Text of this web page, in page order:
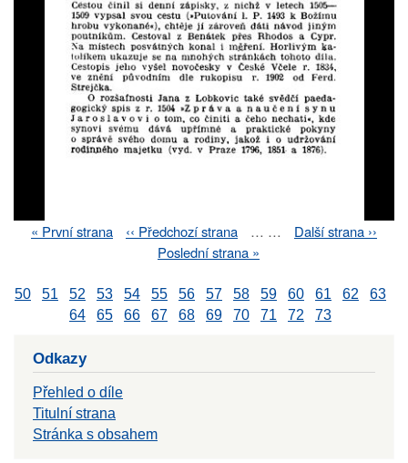
First
« První strana
Previous
‹‹ Předchozí strana … …
Next
Další strana ››
Last
Poslední strana »
50 51 52 53 54 55 56 57 58 59 60 61 62
63
64
65 66 67 68 69 70 71 72 73
Odkazy
Přehled o díle
Titulní strana
Stránka s obsahem